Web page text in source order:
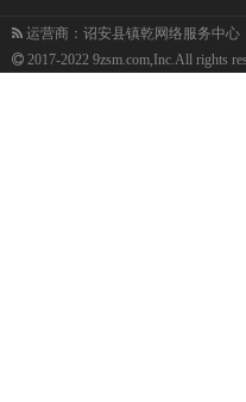
运营商：诏安县镇乾网络服务中
2017-2022 9zsm.com,Inc.All rights